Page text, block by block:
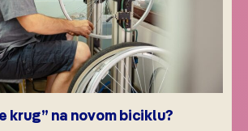
krug” na novom biciklu?